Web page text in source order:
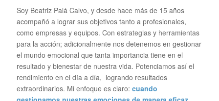
Soy Beatriz Palá Calvo, y desde hace más de 15 años
acompañó a lograr sus objetivos tanto a profesionales,
como empresas y equipos. Con estrategias y herramientas
para la acción; adicionalmente nos detenemos en gestionar
el mundo emocional que tanta importancia tiene en el
resultado y bienestar de nuestra vida. Potenciamos así el
rendimiento en el día a día, logrando resultados
extraordinarios. Mi enfoque es claro: cuando